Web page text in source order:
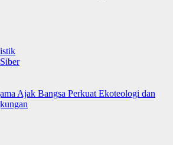
Ajak Bangsa Perkuat Ekoteologi dan